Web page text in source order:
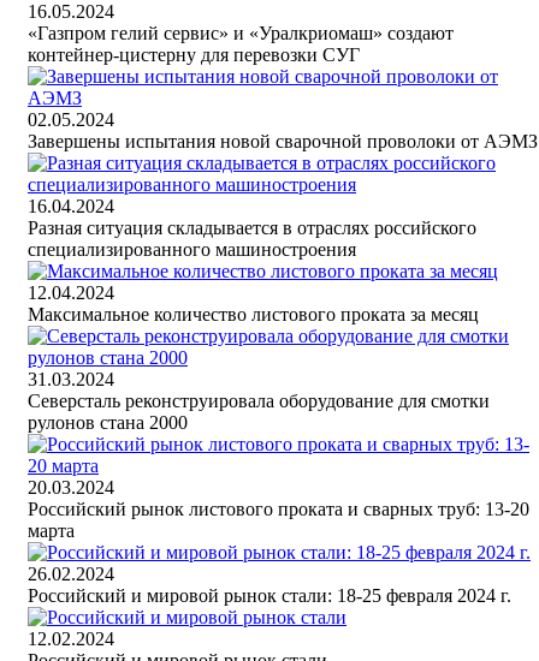
16.05.2024
«Газпром гелий сервис» и «Уралкриомаш» создают
контейнер-цистерну для перевозки СУГ
02.05.2024
Завершены испытания новой сварочной проволоки от АЭМЗ
16.04.2024
Разная ситуация складывается в отраслях российского
специализированного машиностроения
12.04.2024
Максимальное количество листового проката за месяц
31.03.2024
Северсталь реконструировала оборудование для смотки
рулонов стана 2000
20.03.2024
Российский рынок листового проката и сварных труб: 13-20
марта
26.02.2024
Российский и мировой рынок стали: 18-25 февраля 2024 г.
12.02.2024